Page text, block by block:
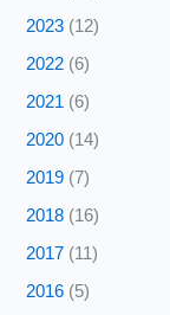
2023 (12)
2022 (6)
2021 (6)
2020 (14)
2019 (7)
2018 (16)
2017 (11)
2016 (5)